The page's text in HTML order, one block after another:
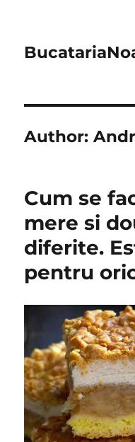
Author:
Cum se
mere si
diferite.
pentru